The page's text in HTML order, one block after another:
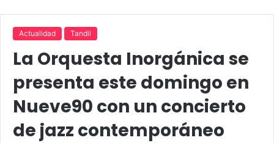
Actualidad Tandil
La Orquesta Inorgánica se
presenta este domingo en
Nueve90 con un concierto
de jazz contemporáneo